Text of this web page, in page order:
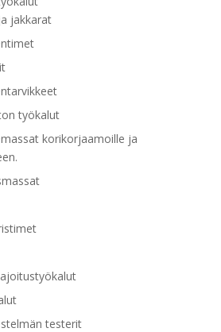
jakkarat
työkalut
korikorjaamoille ja
testerit